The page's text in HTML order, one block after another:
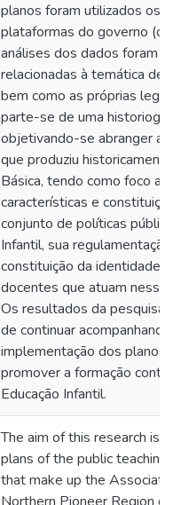
planos foram utilizados os
plataformas do governo
análises dos dados foram
relacionadas à temática de
bem como as próprias
parte-se de uma
objetivando-se abranger
que produziu
Básica, tendo como foco a
características e
conjunto de políticas
Infantil, sua
constituição da identidade
docentes que atuam nessa
Os resultados da pesquisa
de continuar
implementação dos planos
promover a formação
Educação Infantil.
The aim of this research is
plans of the public
that make up the